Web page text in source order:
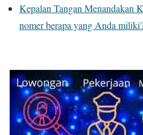
Kepalan Tangan Menandakan
nomer berapa yang Anda